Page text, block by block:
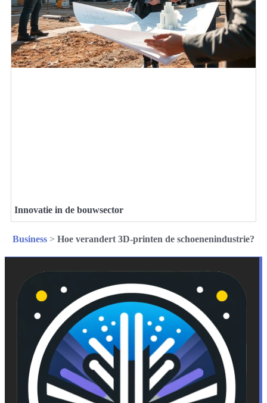
Innovatie in de bouwsector
Business > Hoe verandert 3D-printen de schoenenindustrie?